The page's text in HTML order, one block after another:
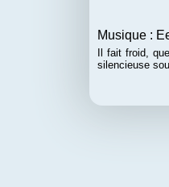
Musique :
Il fait froid,
silencieuse